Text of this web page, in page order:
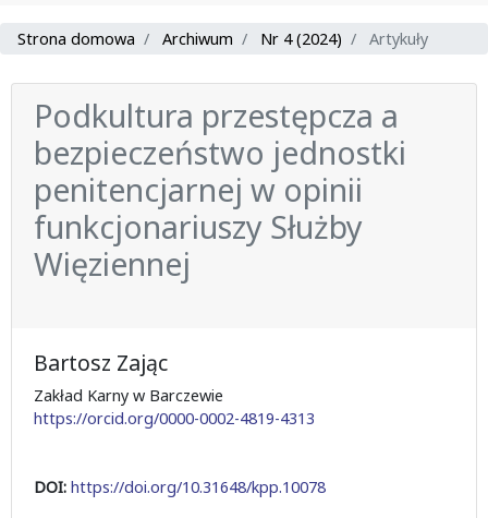
Strona domowa Archiwum Nr 4 (2024) Artykuły
Podkultura przestępcza a
bezpieczeństwo jednostki
penitencjarnej w opinii
funkcjonariuszy Służby
Więziennej
Bartosz Zając
Zakład Karny w Barczewie
https://orcid.org/0000-0002-4819-4313
DOI: https://doi.org/10.31648/kpp.10078